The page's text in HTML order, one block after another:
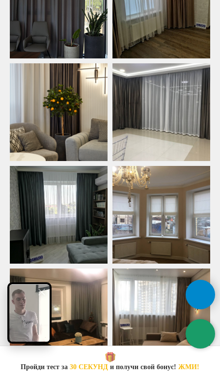
Пройди тест за 30 СЕКУНД и получи свой бонус! ЖМИ!